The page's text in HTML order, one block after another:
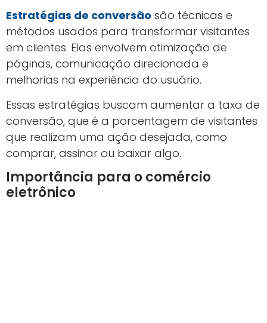
Estratégias de conversão são técnicas e
métodos usados para transformar visitantes
em clientes. Elas envolvem otimização de
páginas, comunicação direcionada e
melhorias na experiência do usuário.
Essas estratégias buscam aumentar a taxa de
conversão, que é a porcentagem de visitantes
que realizam uma ação desejada, como
comprar, assinar ou baixar algo.
Importância para o comércio
eletrônico